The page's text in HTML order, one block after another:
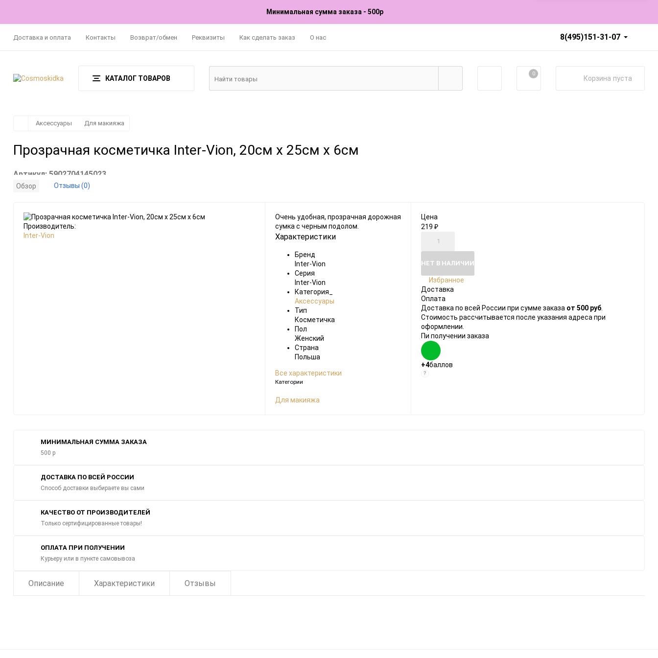
Минимальная сумма заказа - 500р
Доставка и оплата Контакты Возврат/обмен Реквизиты Как сделать заказ О нас 8(495)151-31-07
КАТАЛОГ ТОВАРОВ
0
Корзина пуста
Аксессуары Для макияжа
Прозрачная косметичка Inter-Vion, 20см x 25см x 6см
Артикул: 5902704145023
Обзор Отзывы (0)
Производитель:
Inter-Vion
Очень удобная, прозрачная дорожная
сумка с черным подолом.
Характеристики
Бренд
Inter-Vion
Серия
Inter-Vion
Категория_
Аксессуары
Тип
Косметичка
Пол
Женский
Страна
Польша
Все характеристики
Категории
Для макияжа
Цена
219 ₽
НЕТ В НАЛИЧИИ
Избранное
Доставка
Оплата
Доставка по всей России при сумме заказа от 500 руб
Стоимость рассчитывается после указания адреса при
оформлении.
Пи получении заказа
+4баллов
?
МИНИМАЛЬНАЯ СУММА ЗАКАЗА
500 р
ДОСТАВКА ПО ВСЕЙ РОССИИ
Способ доставки выбираете вы сами
КАЧЕСТВО ОТ ПРОИЗВОДИТЕЛЕЙ
Только сертифицированные товары!
ОПЛАТА ПРИ ПОЛУЧЕНИИ
Курьеру или в пункте самовывоза
Описание Характеристики Отзывы